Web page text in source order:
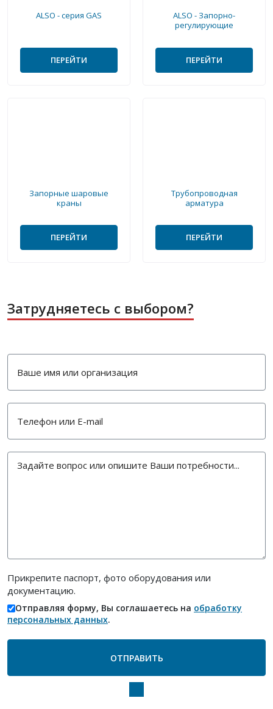
ALSO - серия GAS
ПЕРЕЙТИ
ALSO - Запорно-
регулирующие
ПЕРЕЙТИ
Запорные шаровые
краны
ПЕРЕЙТИ
Трубопроводная
арматура
ПЕРЕЙТИ
Затрудняетесь с выбором?
Прикрепите паспорт, фото оборудования или
документацию.
Отправляя форму, Вы соглашаетесь на обработку
персональных данных.